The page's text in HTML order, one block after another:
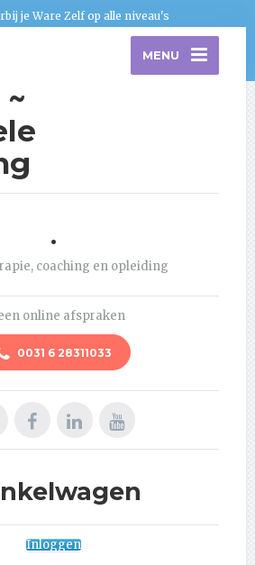
je Ware Zelf op alle niveau's
MENU
.
coaching en opleiding
online afspraken
0031 6 28311033
Inloggen